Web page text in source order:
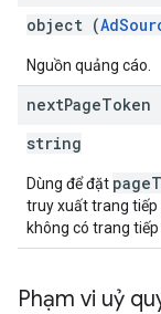
object (
Nguồn quảng cáo.
nextPageToken
string
Dùng để đặt
truy xuất trang tiếp
không có trang tiếp
Phạm vi uỷ